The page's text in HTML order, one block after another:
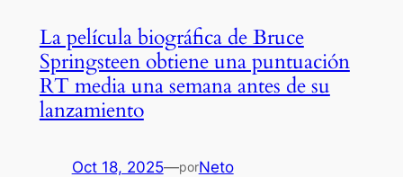
La película biográfica de Bruce
Springsteen obtiene una puntuación
RT media una semana antes de su
lanzamiento
Oct 18, 2025—porNeto